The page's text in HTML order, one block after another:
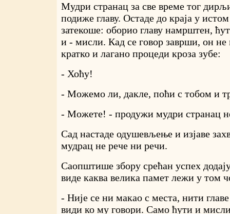
Мудри странац за све време тог
подиже главу. Остаде до краја у
затекоше: оборио главу намрштен,
и - мисли. Кад се говор заврши, он не
кратко и лагано процеди кроза зубе:
- Хоћу!
- Можемо ли, дакле, поћи с тобом и
- Можете! - продужи мудри странац
Сад настаде одушевљење и изјаве
мудрац не рече ни речи.
Саопштише збору срећан успех
виде каква велика памет лежи у том
- Није се ни макао с места, нити
види ко му говори. Само ћути и